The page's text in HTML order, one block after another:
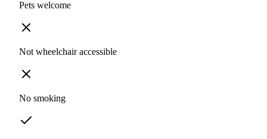
Pets welcome
Not wheelchair accessible
No smoking